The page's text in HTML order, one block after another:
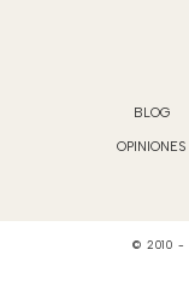
BLOG
OPINIONES
© 2010 -